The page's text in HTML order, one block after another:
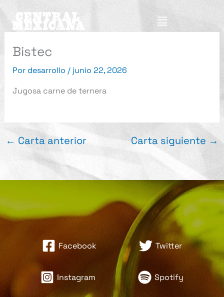
contenido
Menú
Bistec
Por desarrollo / junio 22, 2026
Jugosa carne de ternera
← Carta anterior Carta siguiente →
Facebook Twitter
Instagram Spotify